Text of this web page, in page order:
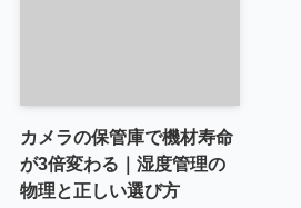
カメラの保管庫で機材寿命
が3倍変わる｜湿度管理の
物理と正しい選び方